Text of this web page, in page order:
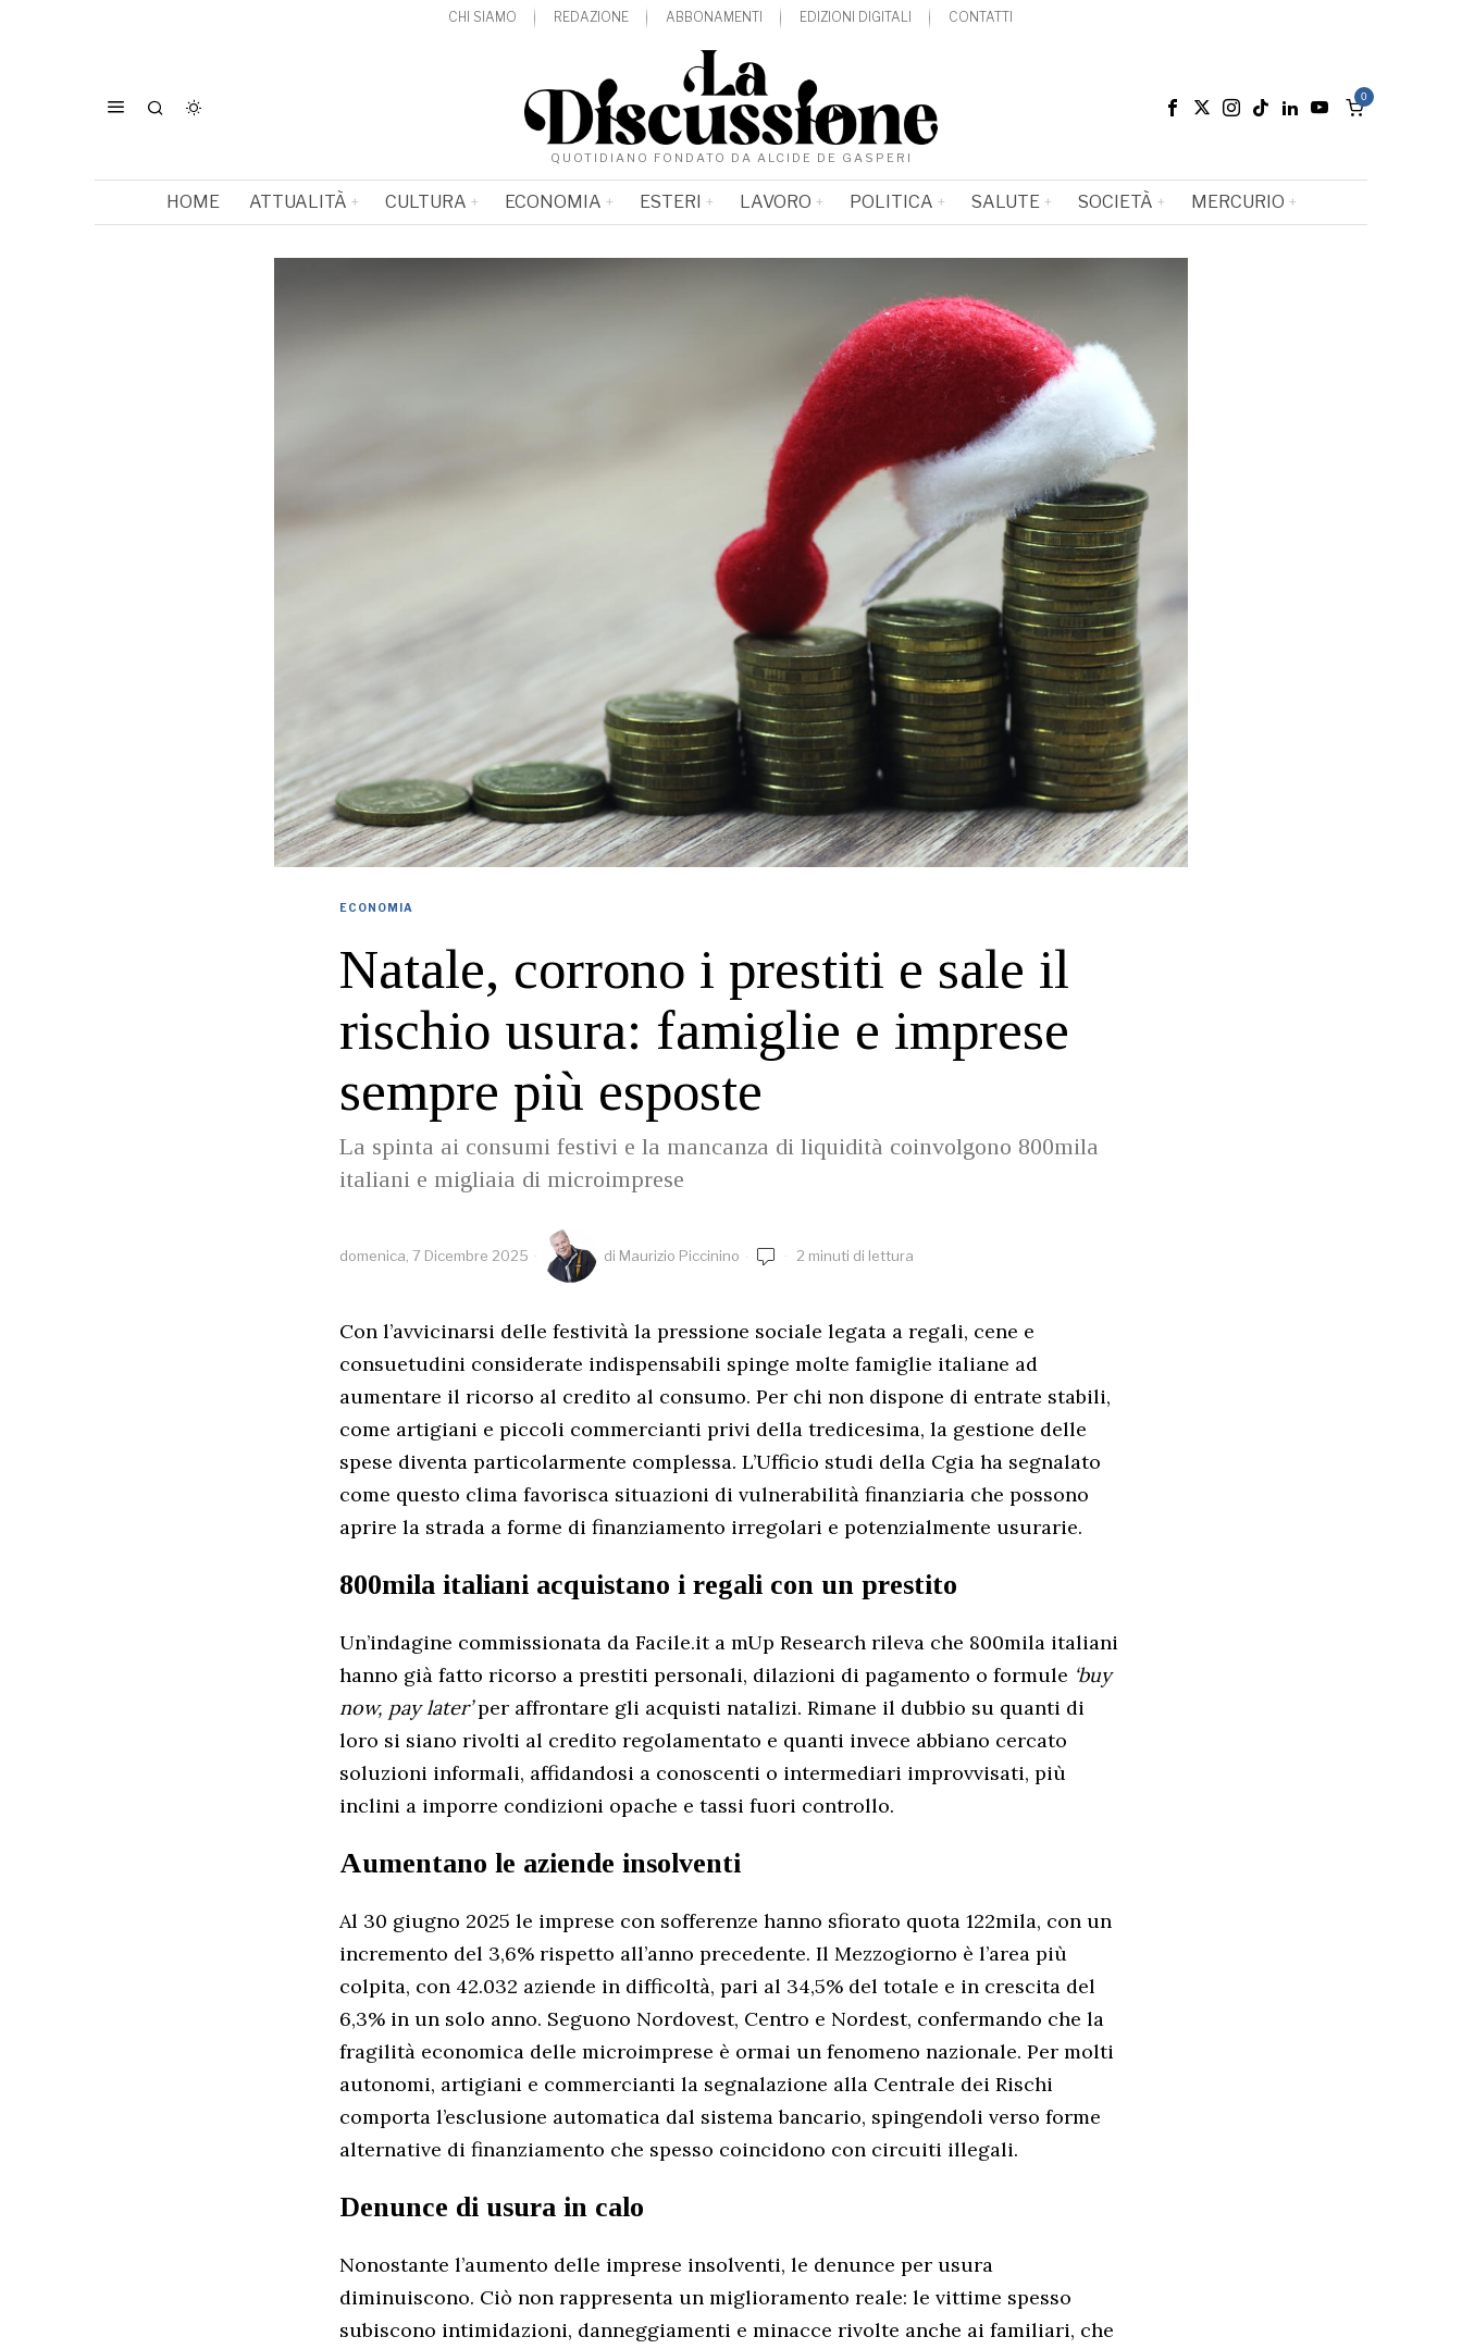
CHI SIAMO REDAZIONE ABBONAMENTI EDIZIONI DIGITALI CONTATTI
QUOTIDIANO FONDATO DA ALCIDE DE GASPERI
0
HOME ATTUALITÀ CULTURA ECONOMIA ESTERI LAVORO POLITICA SALUTE SOCIETÀ MERCURIO
ECONOMIA
Natale, corrono i prestiti e sale il
rischio usura: famiglie e imprese
sempre più esposte
La spinta ai consumi festivi e la mancanza di liquidità coinvolgono 800mila
italiani e migliaia di microimprese
domenica, 7 Dicembre 2025 di Maurizio Piccinino 2 minuti di lettura
Con l’avvicinarsi delle festività la pressione sociale legata a regali, cene e
consuetudini considerate indispensabili spinge molte famiglie italiane ad
aumentare il ricorso al credito al consumo. Per chi non dispone di entrate stabili,
come artigiani e piccoli commercianti privi della tredicesima, la gestione delle
spese diventa particolarmente complessa. L’Ufficio studi della Cgia ha segnalato
come questo clima favorisca situazioni di vulnerabilità finanziaria che possono
aprire la strada a forme di finanziamento irregolari e potenzialmente usurarie.
800mila italiani acquistano i regali con un prestito
Un’indagine commissionata da Facile.it a mUp Research rileva che 800mila italiani
hanno già fatto ricorso a prestiti personali, dilazioni di pagamento o formule ‘buy
now, pay later’per affrontare gli acquisti natalizi. Rimane il dubbio su quanti di
loro si siano rivolti al credito regolamentato e quanti invece abbiano cercato
soluzioni informali, affidandosi a conoscenti o intermediari improvvisati, più
inclini a imporre condizioni opache e tassi fuori controllo.
Aumentano le aziende insolventi
Al 30 giugno 2025 le imprese con sofferenze hanno sfiorato quota 122mila, con un
incremento del 3,6% rispetto all’anno precedente. Il Mezzogiorno è l’area più
colpita, con 42.032 aziende in difficoltà, pari al 34,5% del totale e in crescita del
6,3% in un solo anno. Seguono Nordovest, Centro e Nordest, confermando che la
fragilità economica delle microimprese è ormai un fenomeno nazionale. Per molti
autonomi, artigiani e commercianti la segnalazione alla Centrale dei Rischi
comporta l’esclusione automatica dal sistema bancario, spingendoli verso forme
alternative di finanziamento che spesso coincidono con circuiti illegali.
Denunce di usura in calo
Nonostante l’aumento delle imprese insolventi, le denunce per usura
diminuiscono. Ciò non rappresenta un miglioramento reale: le vittime spesso
subiscono intimidazioni, danneggiamenti e minacce rivolte anche ai familiari, che